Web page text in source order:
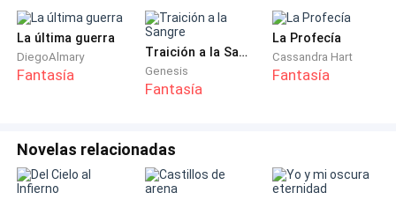
La última guerra
DiegoAlmary
Fantasía
Traición a la Sangre
Genesis
Fantasía
La Profecía
Cassandra Hart
Fantasía
Novelas relacionadas